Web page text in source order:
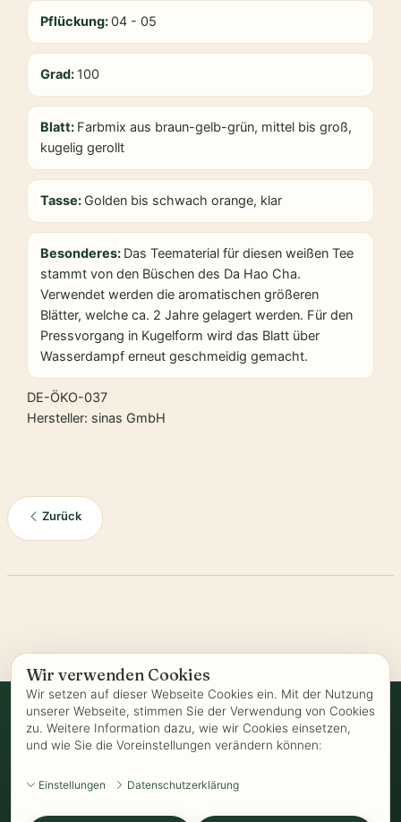
Wir verwenden Cookies
Wir setzen auf dieser Webseite Cookies ein. Mit der Nutzung
unserer Webseite, stimmen Sie der Verwendung von Cookies
zu. Weitere Information dazu, wie wir Cookies einsetzen,
und wie Sie die Voreinstellungen verändern können:
Einstellungen Datenschutzerklärung
Pflückung: 04 - 05
Grad: 100
Blatt: Farbmix aus braun-gelb-grün, mittel bis groß,
kugelig gerollt
Tasse: Golden bis schwach orange, klar
Besonderes: Das Teematerial für diesen weißen Tee
stammt von den Büschen des Da Hao Cha.
Verwendet werden die aromatischen größeren
Blätter, welche ca. 2 Jahre gelagert werden. Für den
Pressvorgang in Kugelform wird das Blatt über
Wasserdampf erneut geschmeidig gemacht.
DE-ÖKO-037
Hersteller: sinas GmbH
Zurück
Vertrag widerrufen
AGB Biozertifizierung - Datenschutz
Widerrufsformular-Zahlung